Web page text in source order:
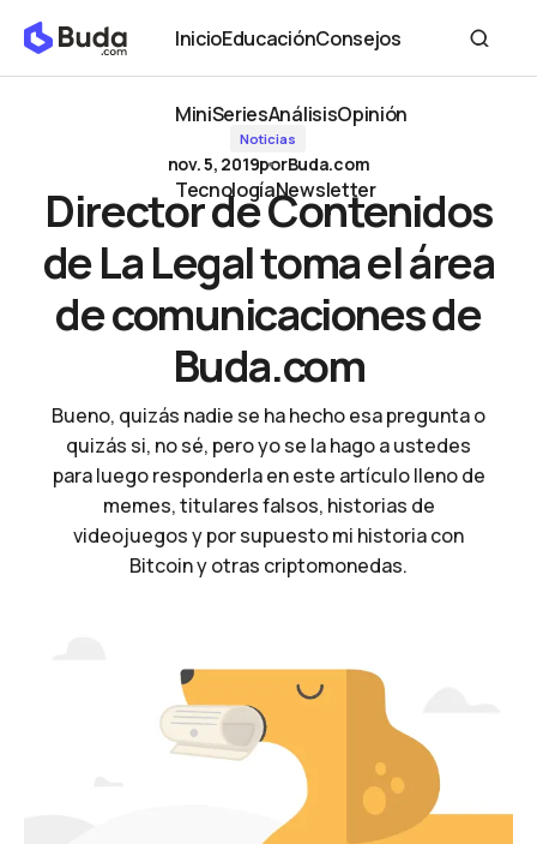
Inicio
Inicio
Educación
Educación
Consejos
Consejos
MiniSeries
MiniSeries
Análisis
Análisis
Opinión
Tecnología
Tecnología
Newsletter
Newsletter
Director de Contenidos de La Legal toma el área de comunicaciones de
Buda.com
Noticias
nov. 5, 2019porBuda.com
Director de Contenidos
de La Legal toma el área
de comunicaciones de
Buda.com
Bueno, quizás nadie se ha hecho esa pregunta o
quizás si, no sé, pero yo se la hago a ustedes
para luego responderla en este artículo lleno de
memes, titulares falsos, historias de
videojuegos y por supuesto mi historia con
Bitcoin y otras criptomonedas.